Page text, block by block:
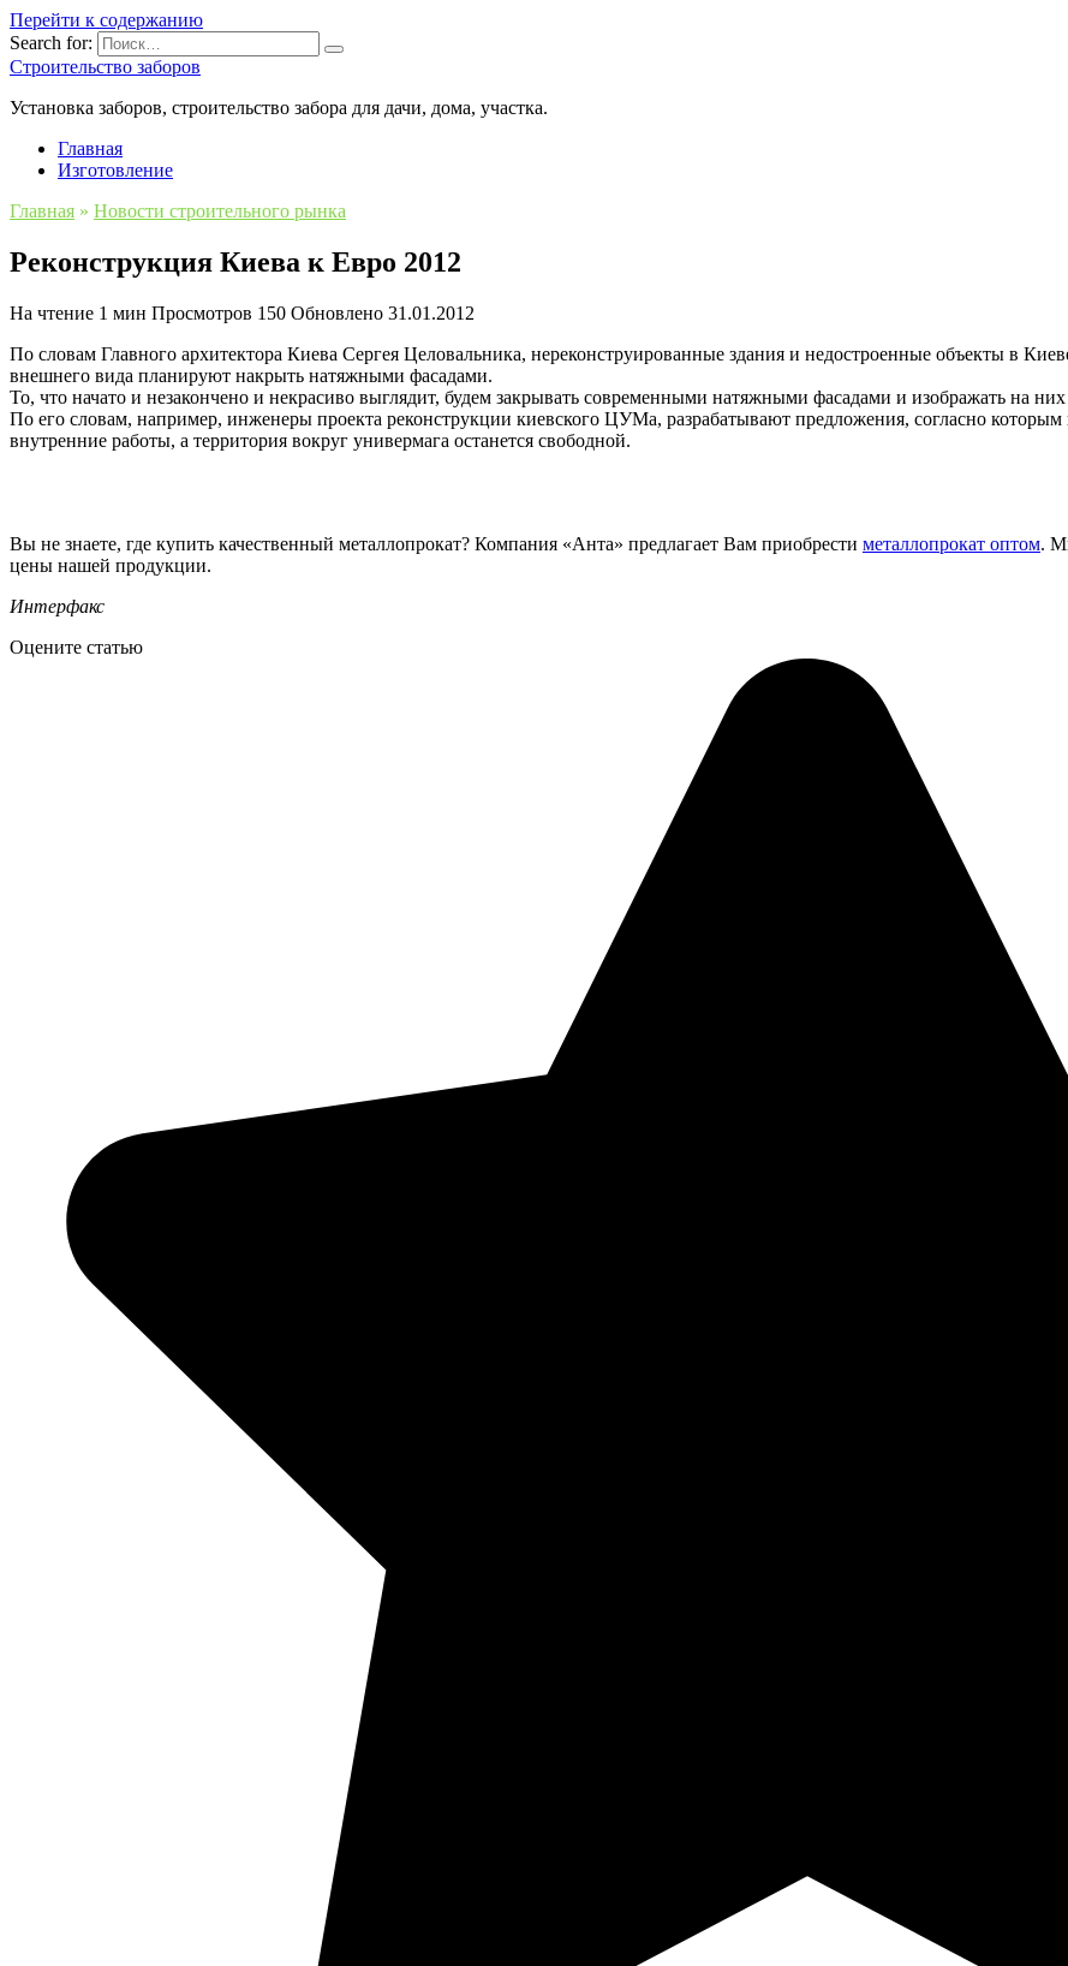
Перейти к содержанию
Search for:
Строительство заборов
Установка заборов, строительство забора для дачи, дома, участка.
Главная
Изготовление
Главная » Новости строительного рынка
Реконструкция Киева к Евро 2012
На чтение 1 мин Просмотров 150 Обновлено 31.01.2012
По словам Главного архитектора Киева Сергея Целовальника, нереконструированные здания и недостроенные объекты в
внешнего вида планируют накрыть натяжными фасадами.
То, что начато и незакончено и некрасиво выглядит, будем закрывать современными натяжными фасадами и изображать на
По его словам, например, инженеры проекта реконструкции киевского ЦУМа, разрабатывают предложения, согласно которым
внутренние работы, а территория вокруг универмага останется свободной.
Вы не знаете, где купить качественный металлопрокат? Компания «Анта» предлагает Вам приобрести металлопрокат оптом.
цены нашей продукции.
Интерфакс
Оцените статью